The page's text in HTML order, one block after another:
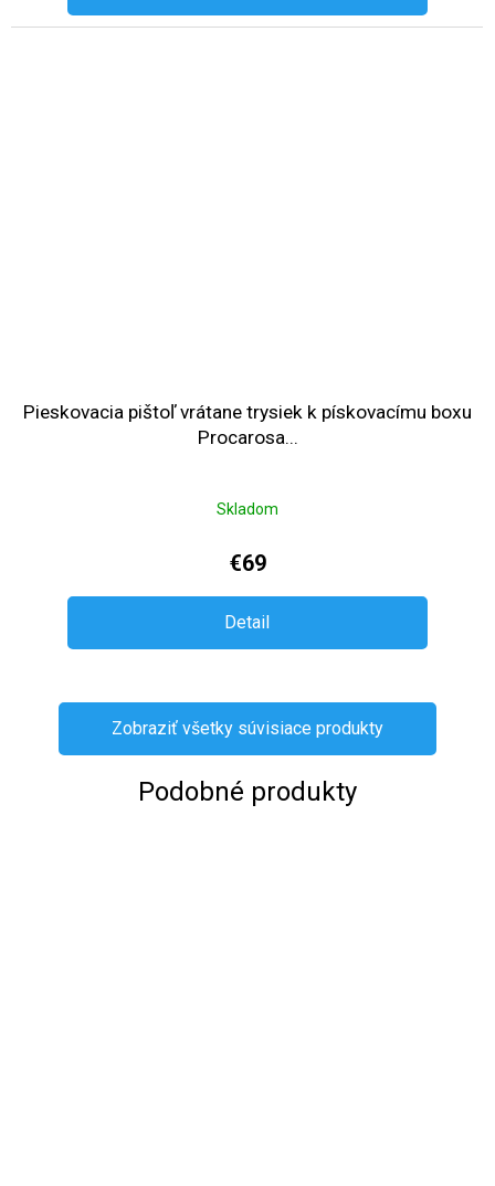
Pieskovacia pištoľ vrátane trysiek k pískovacímu boxu
Procarosa...
Skladom
€69
Detail
Zobraziť všetky súvisiace produkty
Podobné produkty